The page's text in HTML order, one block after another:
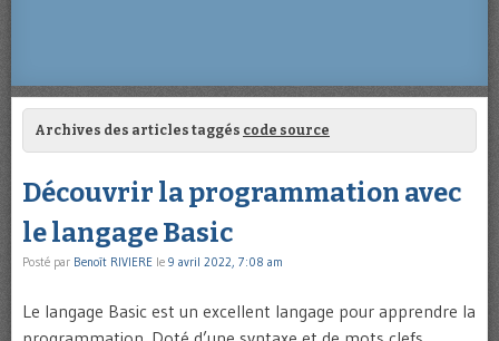
Archives des articles taggés code source
Découvrir la programmation avec
le langage Basic
Posté par Benoît RIVIERE le 9 avril 2022, 7:08 am
Le langage Basic est un excellent langage pour apprendre la